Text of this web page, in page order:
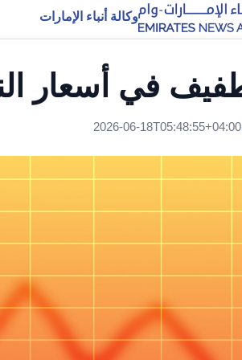
وكالة أنباء الإمارات
في أسعار
2026-06-18T05:48:55+04:00